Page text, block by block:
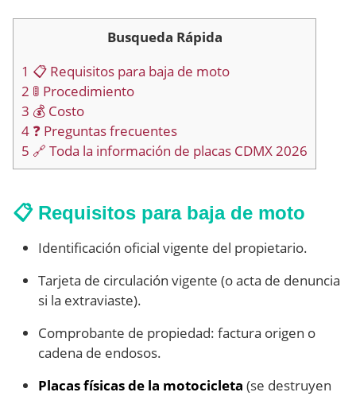
Busqueda Rápida
1 📋 Requisitos para baja de moto
2 🚦 Procedimiento
3 💰 Costo
4 ❓ Preguntas frecuentes
5 🔗 Toda la información de placas CDMX 2026
📋 Requisitos para baja de moto
Identificación oficial vigente del propietario.
Tarjeta de circulación vigente (o acta de denuncia
si la extraviaste).
Comprobante de propiedad: factura origen o
cadena de endosos.
Placas físicas de la motocicleta (se destruyen